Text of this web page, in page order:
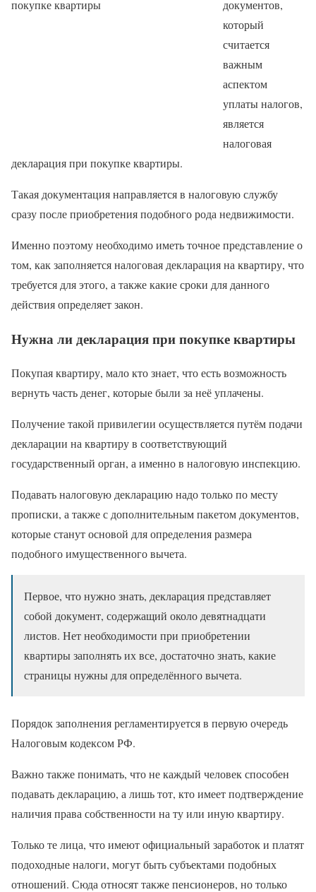
документов,
который
считается
важным
аспектом
уплаты налогов,
является
налоговая
декларация при покупке квартиры.
Такая документация направляется в налоговую службу
сразу после приобретения подобного рода недвижимости.
Именно поэтому необходимо иметь точное представление о
том, как заполняется налоговая декларация на квартиру, что
требуется для этого, а также какие сроки для данного
действия определяет закон.
Нужна ли декларация при покупке квартиры
Покупая квартиру, мало кто знает, что есть возможность
вернуть часть денег, которые были за неё уплачены.
Получение такой привилегии осуществляется путём подачи
декларации на квартиру в соответствующий
государственный орган, а именно в налоговую инспекцию.
Подавать налоговую декларацию надо только по месту
прописки, а также с дополнительным пакетом документов,
которые станут основой для определения размера
подобного имущественного вычета.
Первое, что нужно знать, декларация представляет
собой документ, содержащий около девятнадцати
листов. Нет необходимости при приобретении
квартиры заполнять их все, достаточно знать, какие
страницы нужны для определённого вычета.
Порядок заполнения регламентируется в первую очередь
Налоговым кодексом РФ.
Важно также понимать, что не каждый человек способен
подавать декларацию, а лишь тот, кто имеет подтверждение
наличия права собственности на ту или иную квартиру.
Только те лица, что имеют официальный заработок и платят
подоходные налоги, могут быть субъектами подобных
отношений. Сюда относят также пенсионеров, но только